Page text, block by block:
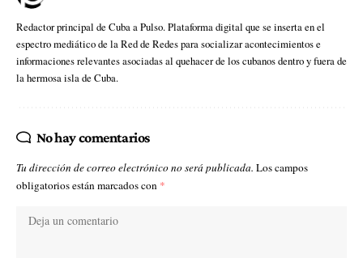
Redactor principal de Cuba a Pulso. Plataforma digital que se inserta en el
espectro mediático de la Red de Redes para socializar acontecimientos e
informaciones relevantes asociadas al quehacer de los cubanos dentro y fuera de
la hermosa isla de Cuba.
No hay comentarios
Tu dirección de correo electrónico no será publicada. Los campos
obligatorios están marcados con *